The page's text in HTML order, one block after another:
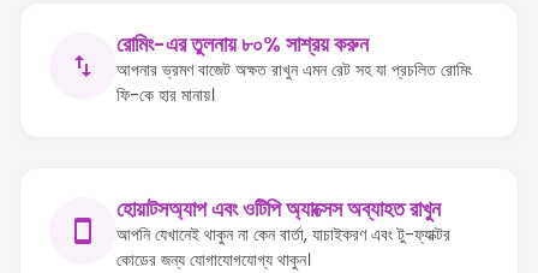
রোমিং-এর তুলনায় ৮০% সাশ্রয় করুন
আপনার ভ্রমণ বাজেট অক্ষত রাখুন এমন রেট সহ যা প্রচলিত রোমিং
ফি-কে হার মানায়।
হোয়াটসঅ্যাপ এবং ওটিপি অ্যাক্সেস অব্যাহত রাখুন
আপনি যেখানেই থাকুন না কেন বার্তা, যাচাইকরণ এবং টু-ফ্যাক্টর
কোডের জন্য যোগাযোগযোগ্য থাকুন।